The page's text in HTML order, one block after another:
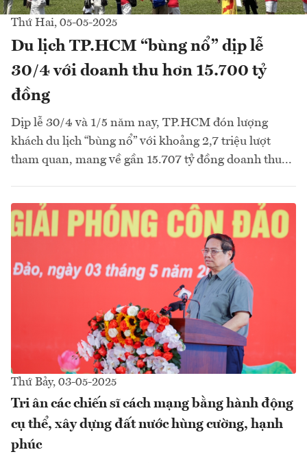
Thứ Hai, 05-05-2025
Du lịch TP.HCM “bùng nổ” dịp lễ
30/4 với doanh thu hơn 15.700 tỷ
đồng
Dịp lễ 30/4 và 1/5 năm nay, TP.HCM đón lượng
khách du lịch “bùng nổ” với khoảng 2,7 triệu lượt
tham quan, mang về gần 15.707 tỷ đồng doanh thu...
Thứ Bảy, 03-05-2025
Tri ân các chiến sĩ cách mạng bằng hành động
cụ thể, xây dựng đất nước hùng cường, hạnh
phúc